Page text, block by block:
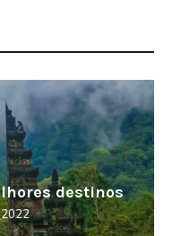
Morabeza